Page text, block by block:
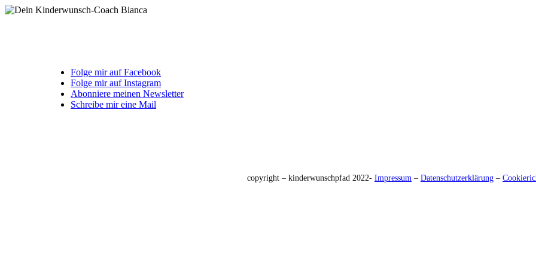
Folge mir auf Facebook
Folge mir auf Instagram
Abonniere meinen Newsletter
Schreibe mir eine Mail
copyright – kinderwunschpfad 2022- Impressum – Datenschutzerklärung –